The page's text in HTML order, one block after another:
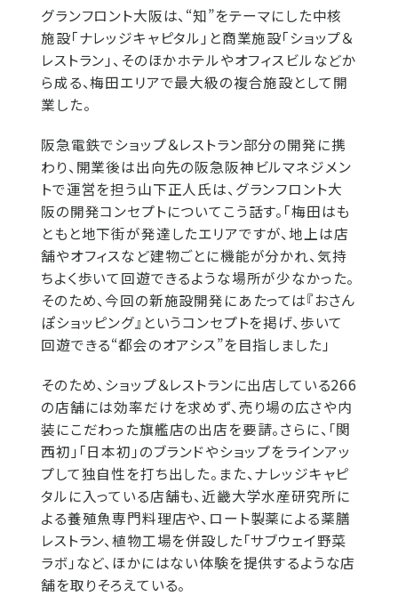
グランフロント大阪は、“知”をテーマにした中核
施設「ナレッジキャピタル」と商業施設「ショップ＆
レストラン」、そのほかホテルやオフィスビルなどか
ら成る、梅田エリアで最大級の複合施設として開
業した。
阪急電鉄でショップ＆レストラン部分の開発に携
わり、開業後は出向先の阪急阪神ビルマネジメン
トで運営を担う山下正人氏は、グランフロント大
阪の開発コンセプトについてこう話す。「梅田はも
ともと地下街が発達したエリアですが、地上は店
舗やオフィスなど建物ごとに機能が分かれ、気持
ちよく歩いて回遊できるような場所が少なかった。
そのため、今回の新施設開発にあたっては『おさん
ぽショッピング』というコンセプトを掲げ、歩いて
回遊できる“都会のオアシス”を目指しました」
そのため、ショップ＆レストランに出店している266
の店舗には効率だけを求めず、売り場の広さや内
装にこだわった旗艦店の出店を要請。さらに、「関
西初」「日本初」のブランドやショップをラインアッ
プして独自性を打ち出した。また、ナレッジキャピ
タルに入っている店舗も、近畿大学水産研究所に
よる養殖魚専門料理店や、ロート製薬による薬膳
レストラン、植物工場を併設した「サブウェイ野菜
ラボ」など、ほかにはない体験を提供するような店
舗を取りそろえている。